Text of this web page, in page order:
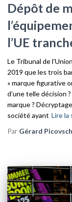
Dépôt de
l’UE
Le Tribunal de
2019 que les trois
« marque figurative
d’une telle décision
marque ?
société ayant Lire
Par Gérard